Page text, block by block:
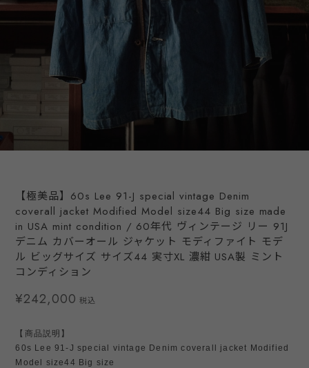
【極美品】60s Lee 91-J special vintage Denim
coverall jacket Modified Model size44 Big size made
in USA mint condition / 60年代 ヴィンテージ リー 91J
デニム カバーオール ジャケット モディファイト モデ
ル ビッグサイズ サイズ44 実寸XL 濃紺 USA製 ミント
コンディション
¥242,000 税込
【商品説明】
60s Lee 91-J special vintage Denim coverall jacket Modified
Model size44 Big size